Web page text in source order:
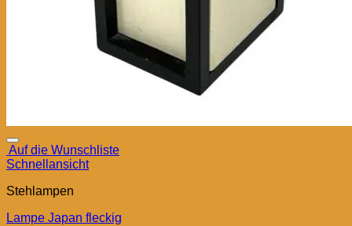
Auf die Wunschliste
Schnellansicht
Stehlampen
Lampe Japan fleckig